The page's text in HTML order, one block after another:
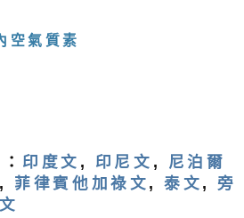
空氣質素
印度文 , 印尼文 ,
尼泊爾
, 菲律賓他加祿文 ,泰文 , 旁